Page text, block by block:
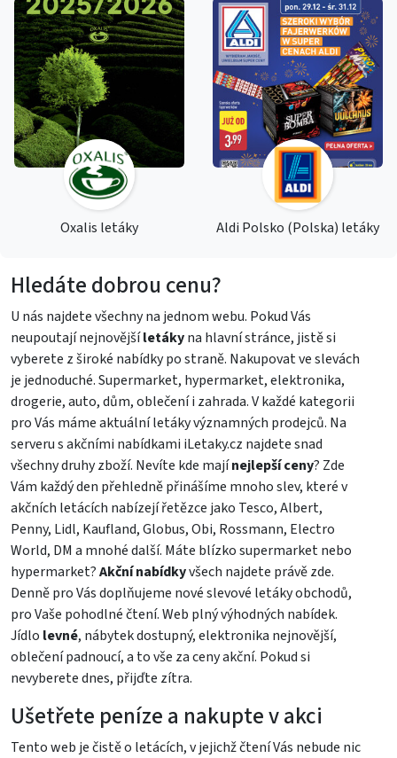
Oxalis letáky Aldi Polsko (Polska) letáky
Hledáte dobrou cenu?
U nás najdete všechny na jednom webu. Pokud Vás
neupoutají nejnovějšíletákyna hlavní stránce, jistě si
vyberete z široké nabídky po straně. Nakupovat ve slevách
je jednoduché. Supermarket, hypermarket, elektronika,
drogerie, auto, dům, oblečení i zahrada. V každé kategorii
pro Vás máme aktuální letáky významných prodejců. Na
serveru s akčními nabídkami iLetaky.cz najdete snad
všechny druhy zboží. Nevíte kde majínejlepší ceny? Zde
Vám každý den přehledně přinášíme mnoho slev, které v
akčních letácích nabízejí řetězce jako Tesco, Albert,
Penny, Lidl, Kaufland, Globus, Obi, Rossmann, Electro
World, DM a mnohé další. Máte blízko supermarket nebo
hypermarket?Akční nabídkyvšech najdete právě zde.
Denně pro Vás doplňujeme nové slevové letáky obchodů,
pro Vaše pohodlné čtení. Web plný výhodných nabídek.
Jídlo levné, nábytek dostupný, elektronika nejnovější,
oblečení padnoucí, a to vše za ceny akční. Pokud si
nevyberete dnes, přijďte zítra.
Ušetřete peníze a nakupte v akci
Tento web je čistě o letácích, v jejichž čtení Vás nebude nic